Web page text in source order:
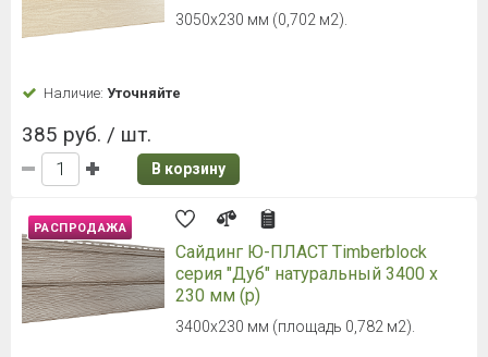
3050х230 мм (0,702 м2).
Наличие: Уточняйте
385 руб. / шт.
В корзину
РАСПРОДАЖА
Сайдинг Ю-ПЛАСТ Timberblock
серия "Дуб" натуральный 3400 х
230 мм (р)
3400х230 мм (площадь 0,782 м2).